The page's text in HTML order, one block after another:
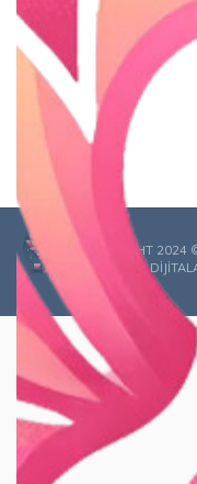
COPYRIGHT 2024
DESING BY